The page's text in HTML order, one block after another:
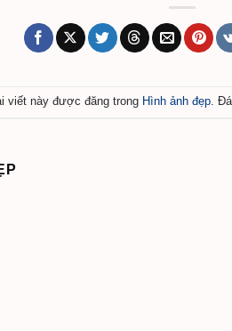
viết này được đăng trong Hình ảnh đẹp.